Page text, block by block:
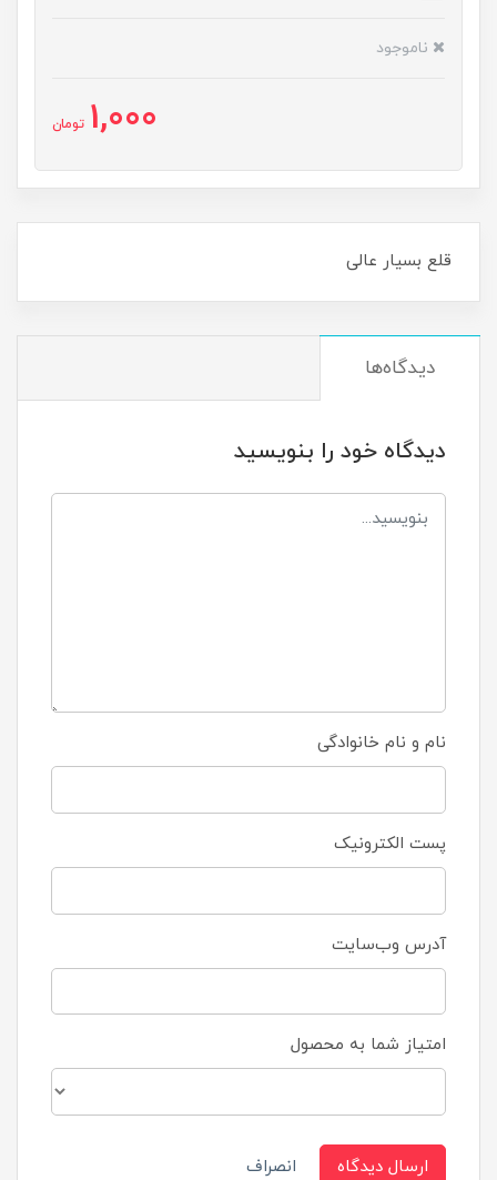
ناموجود
1,000 تومان
قلع بسیار عالی
دیدگاه‌ها
دیدگاه خود را بنویسید
نام و نام خانوادگی
پست الکترونیک
آدرس وب‌سایت
امتیاز شما به محصول
ارسال دیدگاه انصراف